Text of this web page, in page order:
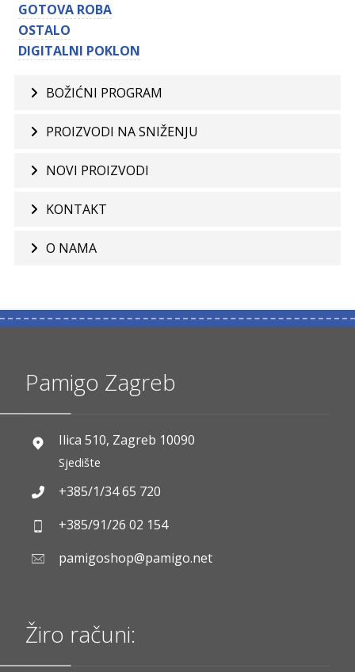
GOTOVA ROBA
OSTALO
DIGITALNI POKLON
BOŽIĆNI PROGRAM
PROIZVODI NA SNIŽENJU
NOVI PROIZVODI
KONTAKT
O NAMA
Pamigo Zagreb
Ilica 510, Zagreb 10090
Sjedište
+385/1/34 65 720
+385/91/26 02 154
pamigoshop@pamigo.net
Žiro računi: